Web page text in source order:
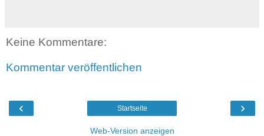
Keine Kommentare:
Kommentar veröffentlichen
‹ ›
Startseite
Web-Version anzeigen